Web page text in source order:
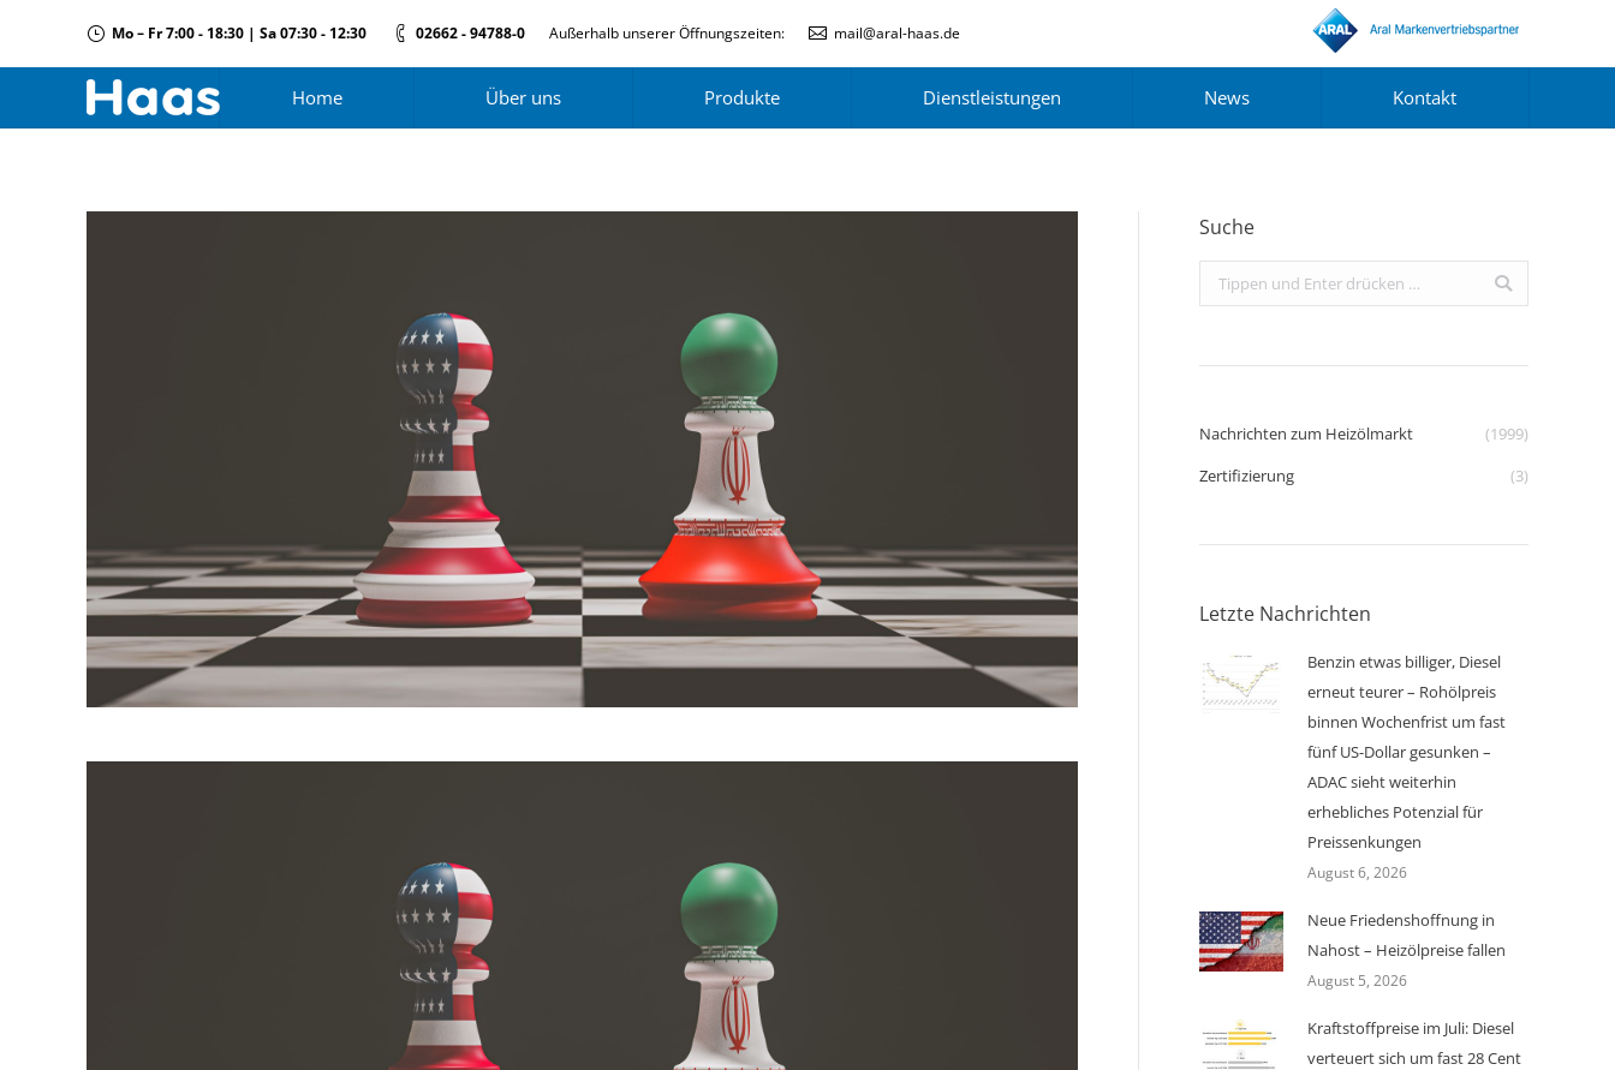
Mo – Fr 7:00 - 18:30 | Sa 07:30 - 12:30 02662 - 94788-0 Außerhalb unserer Öffnungszeiten: mail@aral-haas.de
Home Über uns Produkte Dienstleistungen News Kontakt
Suche
Search:
Nachrichten zum Heizölmarkt
(1999)
Zertifizierung
(3)
Letzte Nachrichten
Benzin etwas billiger, Diesel
erneut teurer – Rohölpreis
binnen Wochenfrist um fast
fünf US-Dollar gesunken –
ADAC sieht weiterhin
erhebliches Potenzial für
Preissenkungen
August 6, 2026
Neue Friedenshoffnung in
Nahost – Heizölpreise fallen
August 5, 2026
Kraftstoffpreise im Juli: Diesel
verteuert sich um fast 28 Cent